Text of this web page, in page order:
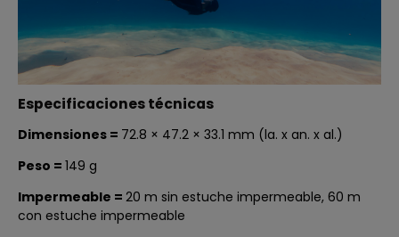
Especificaciones técnicas
Dimensiones = 72.8 × 47.2 × 33.1 mm (la. x an. x al.)
Peso = 149 g
Impermeable = 20 m sin estuche impermeable, 60 m
con estuche impermeable